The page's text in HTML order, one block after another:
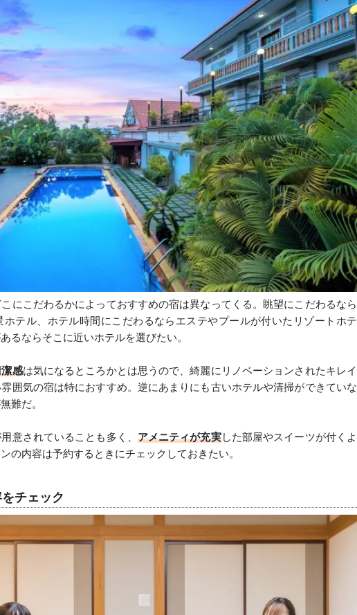
にこだわるかによっておすすめの宿は異なってくる。眺望にこだわるなら
テル、ホテル時間にこだわるならエステやプールが付いたリゾートホテ
るならそこに近いホテルを選びたい。
感は気になるところかとは思うので、綺麗にリノベーションされたキレイ
囲気の宿は特におすすめ。逆にあまりにも古いホテルや清掃ができていな
難だ。
意されていることも多く、 アメニティが充実した部屋やスイーツが付くよ
の内容は予約するときにチェックしておきたい。
チェック